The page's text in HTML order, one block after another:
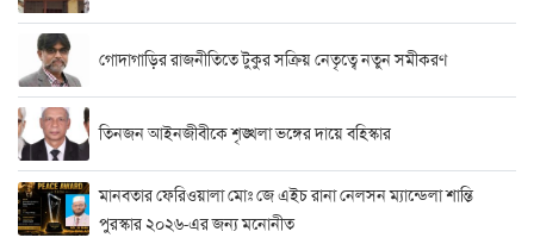
গোদাগাড়ির রাজনীতিতে টুকুর সক্রিয় নেতৃত্বে নতুন সমীকরণ
তিনজন আইনজীবীকে শৃঙ্খলা ভঙ্গের দায়ে বহিস্কার
মানবতার ফেরিওয়ালা মোঃ জে এইচ রানা নেলসন ম্যান্ডেলা শান্তি
পুরস্কার ২০২৬-এর জন্য মনোনীত